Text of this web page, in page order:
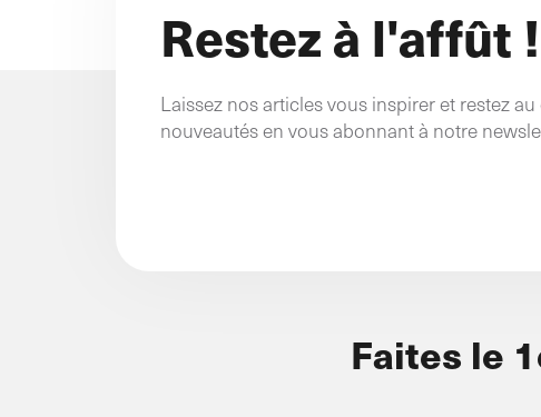
Restez à l'affût !
Laissez nos articles vous inspirer et restez
nouveautés en vous abonnant à notre
Faites le